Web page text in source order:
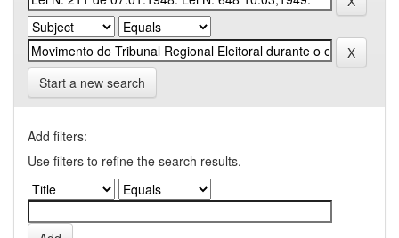
Start a new search
Add filters:
Use filters to refine the search results.